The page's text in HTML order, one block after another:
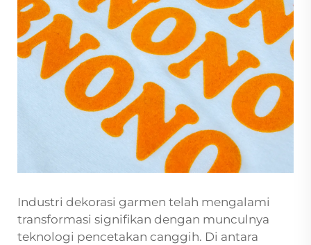
Industri dekorasi garmen telah mengalami
transformasi signifikan dengan munculnya
teknologi pencetakan canggih. Di antara